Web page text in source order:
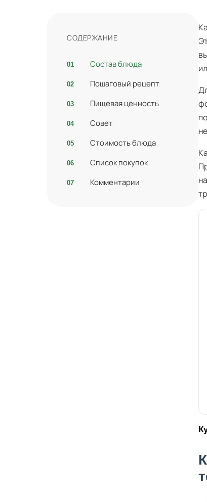
СОДЕРЖАНИЕ
Состав блюда
Пошаговый рецепт
Пищевая ценность
Совет
Стоимость блюда
Список покупок
Комментарии